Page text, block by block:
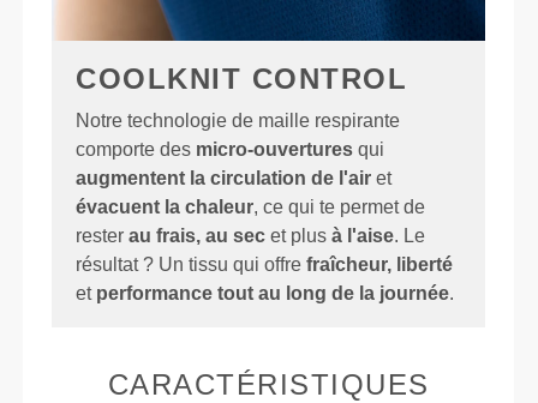
COOLKNIT CONTROL
Notre technologie de maille respirante
comporte des micro-ouvertures qui
augmentent la circulation de l'air et
évacuent la chaleur, ce qui te permet de
resterau frais, au sec et plusà l'aise. Le
résultat ? Un tissu qui offrefraîcheur, liberté
et performance tout au long de la journée.
CARACTÉRISTIQUES